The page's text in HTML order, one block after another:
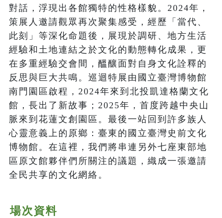
對話，浮現出各館獨特的性格樣貌。2024年，
策展人邀請觀眾再次聚集感受，經歷「當代、
此刻」等深化命題後，展現於調研、地方生活
經驗和土地連結之於文化的動態轉化成果，更
在多重經驗交會間，醞釀面對自身文化詮釋的
反思與巨大共鳴。巡迴特展由國立臺灣博物館
南門園區啟程，2024年來到北投凱達格蘭文化
館，長出了新故事；2025年，首度跨越中央山
脈來到花蓮文創園區。最後一站回到許多族人
心靈意義上的原鄉：臺東的國立臺灣史前文化
博物館。在這裡，我們將串連另外七座東部地
區原文館夥伴們所關注的議題，織成一張邀請
全民共享的文化網絡。
場次資料